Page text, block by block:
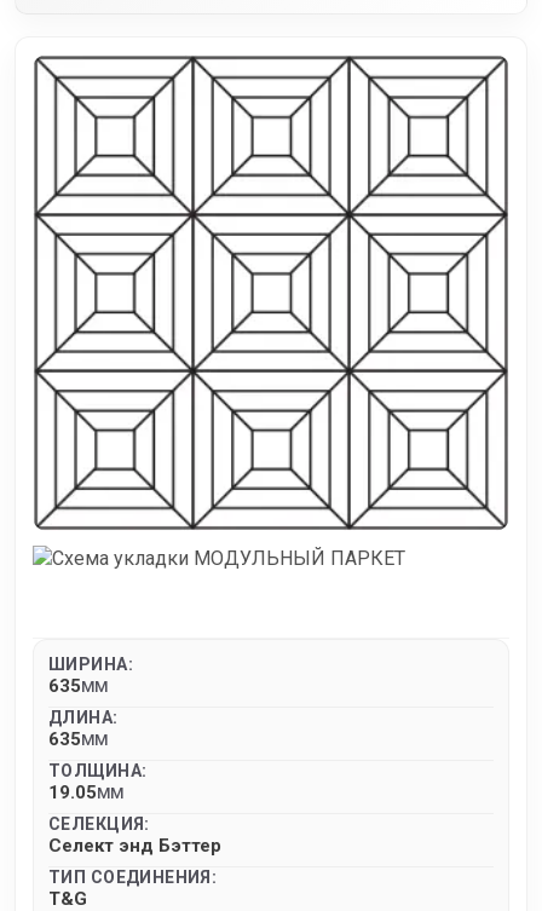
ШИРИНА:
635MM
ДЛИНА:
635MM
ТОЛЩИНА:
19.05MM
СЕЛЕКЦИЯ:
Селект энд Бэттер
ТИП СОЕДИНЕНИЯ:
T&G